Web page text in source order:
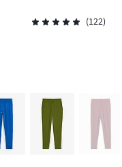
(122)